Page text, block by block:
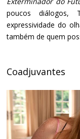
poucos
expressividade do
também de quem
Coadjuvantes